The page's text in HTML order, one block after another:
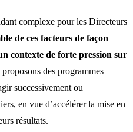
complexe pour les Directeurs
de ces facteurs de façon
contexte de forte pression sur
des programmes
successivement ou
en vue d’accélérer la mise en
résultats.